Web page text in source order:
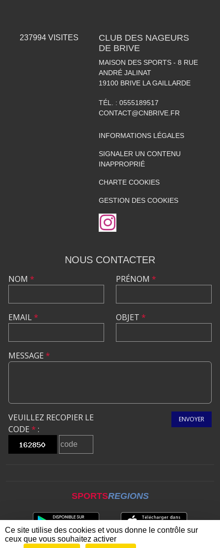
237994 VISITES
CLUB DES NAGEURS
DE BRIVE
MAISON DES SPORTS - 8 RUE
ANDRÉ JALINAT
19100 BRIVE LA GAILLARDE
TÉL. : 0555189517
CONTACT@CNBRIVE.FR
INFORMATIONS LÉGALES
SIGNALER UN CONTENU
INAPPROPRIÉ
CHARTE COOKIES
GESTION DES COOKIES
NOUS CONTACTER
NOM *
EMAIL*
PRÉNOM *
OBJET *
MESSAGE *
VEUILLEZ RECOPIER LE
CODE * :
ENVOYER
SPORTSREGIONS
Ce site utilise des cookies et vous donne le contrôle sur
ceux que vous souhaitez activer